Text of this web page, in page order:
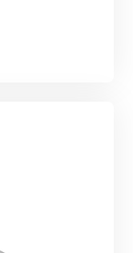
和愿景，包括持续
和目标，致力于推
持续发展的理念，
方案，为地球环境